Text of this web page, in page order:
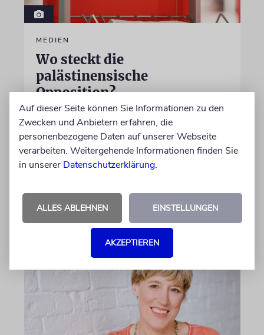
MEDIEN
Wo steckt die
palästinensische
Opposition?
Zwei taz-Essays erzählen eindringlich von
palästinensischer und muslimischer
Entfremdung in Deutschland. Sie lassen
zugleich einen entscheidenden blinden Fleck
im Nahostkonflikts unerwähnt
von Leeor Engländer
Auf dieser Seite können Sie Informationen zu den
Zwecken und Anbietern erfahren, die
personenbezogene Daten auf unserer Webseite
verarbeiten. Weitergehende Informationen finden Sie
in unserer Datenschutzerklärung.
ALLES ABLEHNEN EINSTELLUNGEN
AKZEPTIEREN